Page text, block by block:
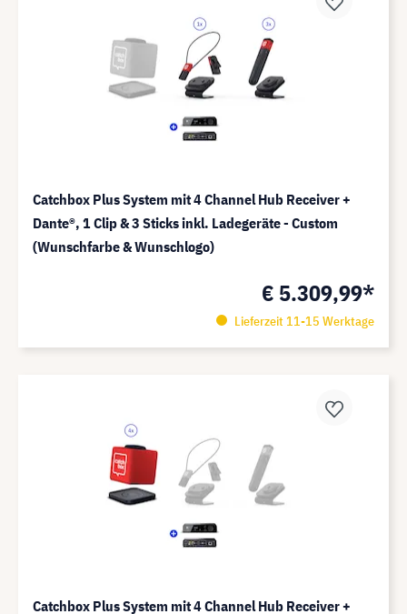
Catchbox Plus System mit 4 Channel Hub Receiver +
Dante®️, 1 Clip & 3 Sticks inkl. Ladegeräte - Custom
(Wunschfarbe & Wunschlogo)
€ 5.309,99*
Lieferzeit 11-15 Werktage
Catchbox Plus System mit 4 Channel Hub Receiver +